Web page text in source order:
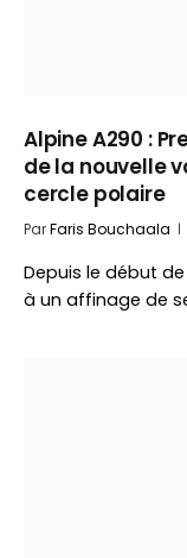
Alpine A290 :
de la nouvelle
cercle polaire
ParFaris Bouchaala
Depuis le début de
à un affinage de